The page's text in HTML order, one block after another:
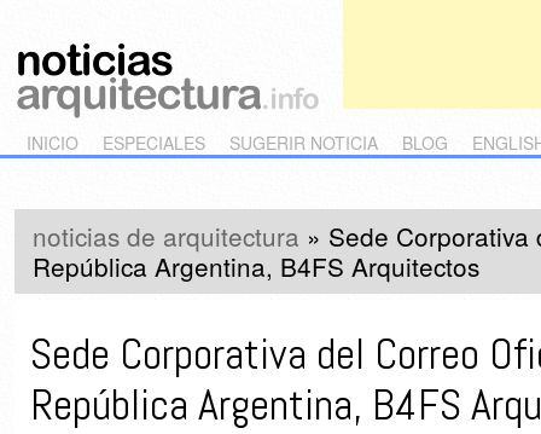
Main menu
Skip to primary content
Skip to secondary content
INICIO ESPECIALES SUGERIR NOTICIA BLOG
noticias de arquitectura » Sede Corporativa
República Argentina, B4FS Arquitectos
Sede Corporativa del Correo
República Argentina, B4FS